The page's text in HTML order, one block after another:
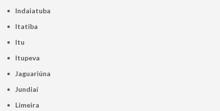
Indaiatuba
Itatiba
Itu
Itupeva
Jaguariúna
Jundiaí
Limeira